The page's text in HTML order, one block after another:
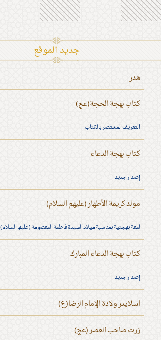
جديد الموقع
هدر
كتاب بهجة الحجة(عج)
التعريف المختصر بالكتاب
كتاب بهجة الدعاء
إصدار جديد
مولد كريمة الأطهار (عليهم السلام)
لمعة بهجتية بمناسبة ميلاد السيدة فاطمة المعصومة (عليها السلام)
كتاب بهجة الدعاء المبارك
إصدار جديد
اسلايدر ولادة الإمام الرضا(ع)
زرت صاحب العصر (عج) ...